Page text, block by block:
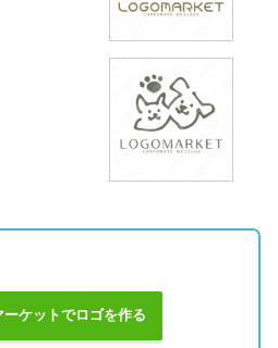
ーケットでロゴを作る